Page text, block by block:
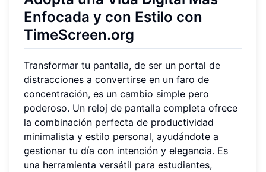
Enfocada y con Estilo con
TimeScreen.org
Transformar tu pantalla, de ser un portal de
distracciones a convertirse en un faro de
concentración, es un cambio simple pero
poderoso. Un reloj de pantalla completa ofrece
la combinación perfecta de productividad
minimalista y estilo personal, ayudándote a
gestionar tu día con intención y elegancia. Es
una herramienta versátil para estudiantes,